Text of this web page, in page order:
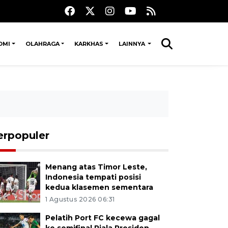
OLAHRAGA KARKHAS LAINNYA
Menang atas Timor Leste,
Indonesia tempati posisi
kedua klasemen sementara
1 Agustus 2026 06:31
Pelatih Port FC kecewa gagal